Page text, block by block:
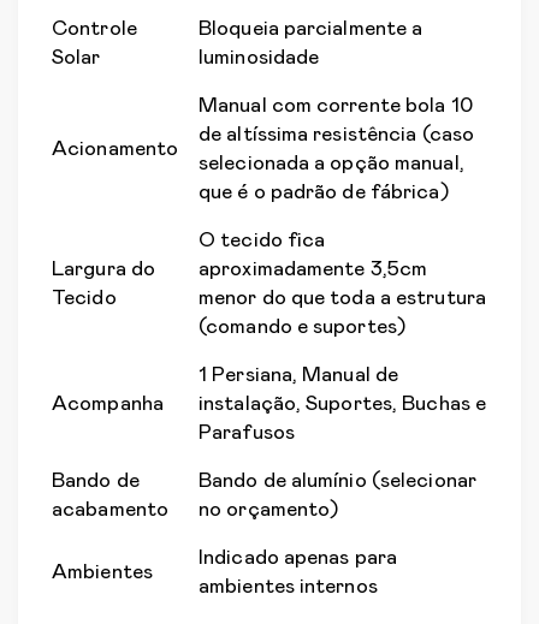
Controle
Solar
Bloqueia parcialmente a
luminosidade
Acionamento
Manual com corrente bola 10
de altíssima resistência (caso
selecionada a opção manual,
que é o padrão de fábrica)
Largura do
Tecido
O tecido fica
aproximadamente 3,5cm
menor do que toda a estrutura
(comando e suportes)
Acompanha
1 Persiana, Manual de
instalação, Suportes, Buchas e
Parafusos
Bando de
acabamento
Bando de alumínio (selecionar
no orçamento)
Ambientes
Indicado apenas para
ambientes internos